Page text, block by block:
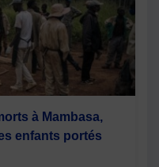
à Mambasa,
enfants portés